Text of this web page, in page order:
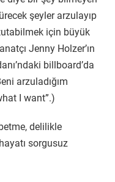
şeyler arzulayıp
için büyük
Jenny Holzer’ın
billboard’da
arzuladığım
I want”.)
delilikle
sorgusuz